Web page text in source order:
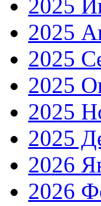
2025
2025
2025
2025
2025
2025
2026
2026